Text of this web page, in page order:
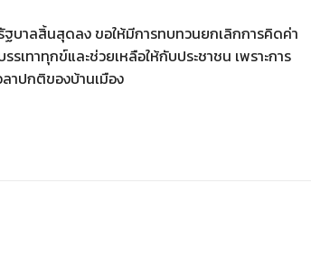
บาลสิ้นสุดลง ขอให้มีการทบทวนยกเลิกการคิดค่า
เทาทุกข์และช่วยเหลือให้กับประชาชน เพราะการ
ลาปกติของบ้านเมือง